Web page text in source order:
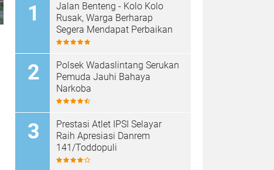
Jalan Benteng - Kolo Kolo
Rusak, Warga Berharap
Segera Mendapat Perbaikan
Polsek Wadaslintang Serukan
Pemuda Jauhi Bahaya
Narkoba
Prestasi Atlet IPSI Selayar
Raih Apresiasi Danrem
141/Toddopuli